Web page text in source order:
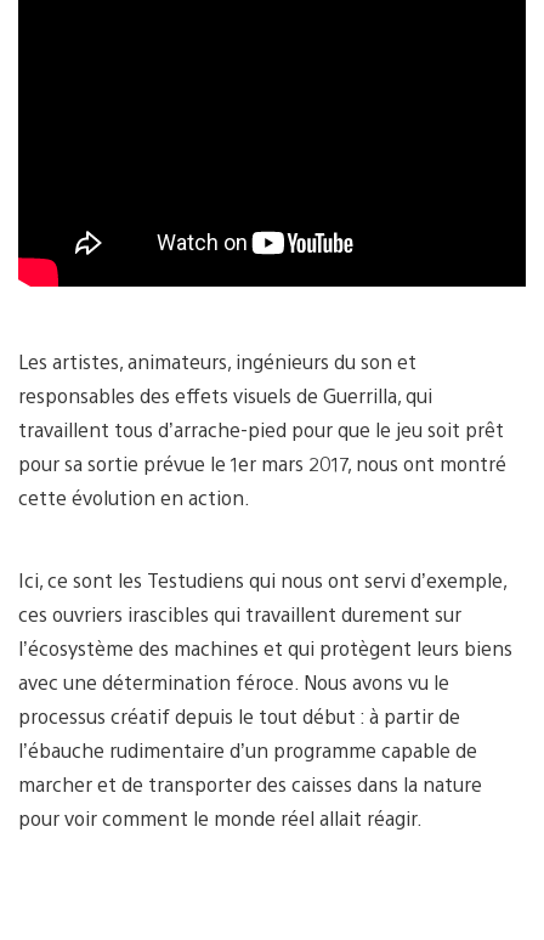
Les artistes, animateurs, ingénieurs du son et
responsables des effets visuels de Guerrilla, qui
travaillent tous d’arrache-pied pour que le jeu soit prêt
pour sa sortie prévue le 1er mars 2017, nous ont montré
cette évolution en action.
Ici, ce sont les Testudiens qui nous ont servi d’exemple,
ces ouvriers irascibles qui travaillent durement sur
l’écosystème des machines et qui protègent leurs biens
avec une détermination féroce. Nous avons vu le
processus créatif depuis le tout début : à partir de
l’ébauche rudimentaire d’un programme capable de
marcher et de transporter des caisses dans la nature
pour voir comment le monde réel allait réagir.